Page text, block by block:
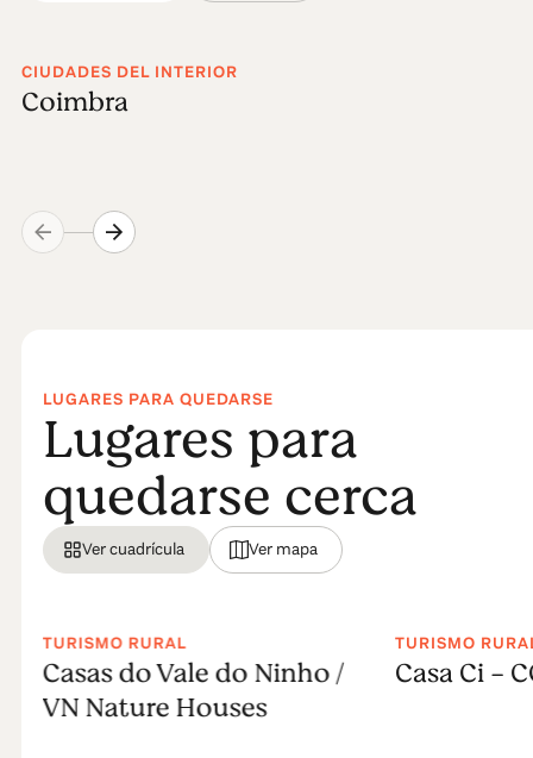
CIUDADES DEL INTERIOR
Coimbra
LUGARES PARA QUEDARSE
Lugares para
quedarse cerca
Ver cuadrícula Ver mapa
TURISMO RURAL
Casas do Vale do Ninho /
VN Nature Houses
TURISMO
Casa Ci -